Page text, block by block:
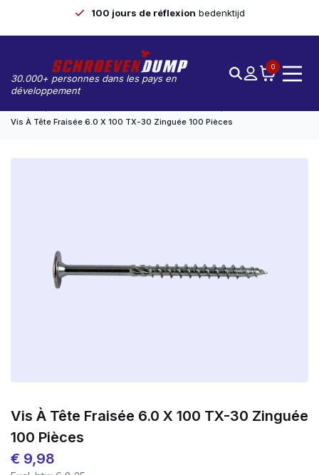
100 jours de réflexion bedenktijd
30.000+ personnes dans les pays en
développement
0
Vis À Tête Fraisée 6.0 X 100 TX-30 Zinguée 100 Pièces
Vis À Tête Fraisée 6.0 X 100 TX-30 Zinguée
100 Pièces
€ 9,98